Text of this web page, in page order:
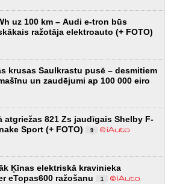
uz 100 km – Audi e-tron būs
ražotāja elektroauto (+ FOTO)
krusas Saulkrastu pusē – desmitiem
un zaudējumi ap 100 000 eiro
atgriežas 821 Zs jaudīgais Shelby F-
Sport (+ FOTO)
9
Ķīnas elektriskā kravinieka
eTopas600 ražošanu
1